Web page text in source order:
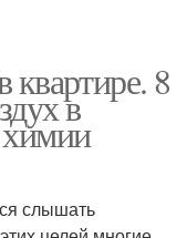
квартире. 8
в
химии
слышать